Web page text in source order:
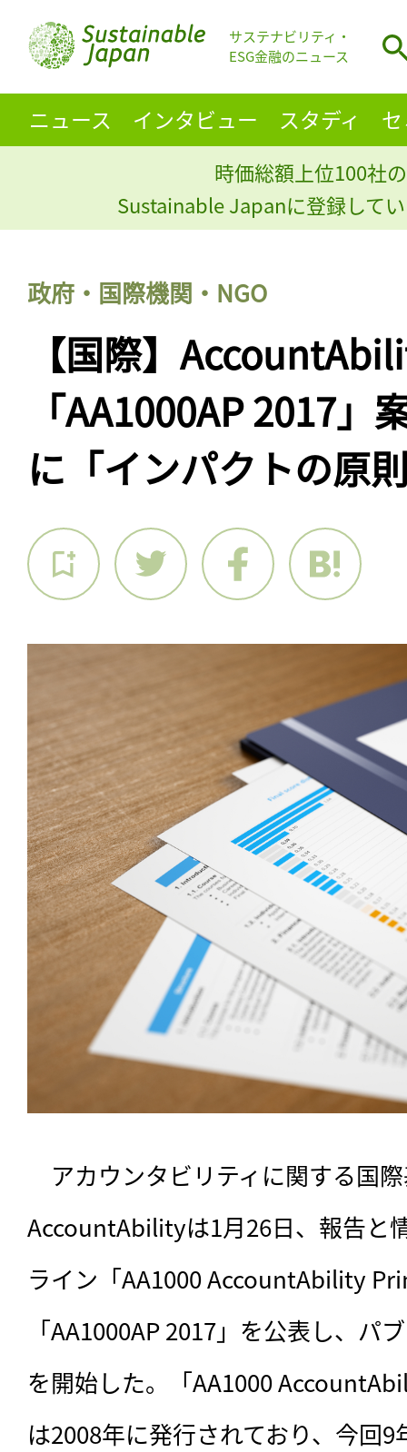
サステナビリティ・
ESG金融のニュース
ニュース インタビュー スタディ
時価総額上位100社
Sustainable Japanに登録して
政府・国際機関・NGO
【国際】
「AA1000AP 2017」
に「インパクトの原
アカウンタビリティに関する国
AccountAbilityは1月26日、報告と
ライン「AA1000 AccountAbility
「AA1000AP 2017」を公表し、パ
を開始した。「AA1000
は2008年に発行されており、今回